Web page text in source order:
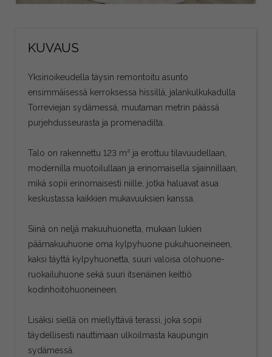
KUVAUS
Yksinoikeudella täysin remontoitu asunto
ensimmäisessä kerroksessa hissillä, jalankulkukadulla
Torreviejan sydämessä, muutaman metrin päässä
purjehdusseurasta ja promenadilta.
Talo on rakennettu 123 m² ja erottuu tilavuudellaan,
modernilla muotoilullaan ja erinomaisella sijainnillaan,
mikä sopii erinomaisesti niille, jotka haluavat asua
keskustassa kaikkien mukavuuksien kanssa.
Siinä on neljä makuuhuonetta, mukaan lukien
päämakuuhuone oma kylpyhuone pukuhuoneineen,
kaksi täyttä kylpyhuonetta, suuri valoisa olohuone-
ruokailuhuone sekä suuri itsenäinen keittiö
kodinhoitohuoneineen.
Lisäksi siellä on miellyttävä terassi, joka sopii
täydellisesti nauttimaan ulkoilmasta kaupungin
sydämessä.